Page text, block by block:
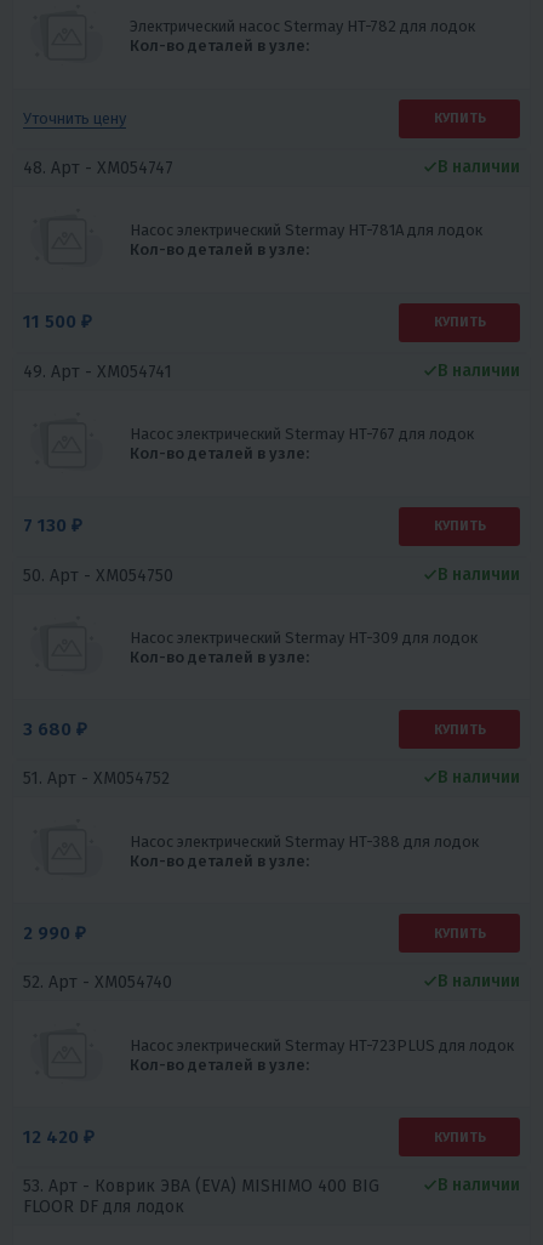
Электрический насос Stermay HT-782 для лодок
Кол-во деталей в узле:
Уточнить цену КУПИТЬ
48. Арт - XM054747
Насос электрический Stermay HT-781A для лодок
Кол-во деталей в узле:
В наличии
11 500 ₽ КУПИТЬ
49. Арт - XM054741
Насос электрический Stermay HT-767 для лодок
Кол-во деталей в узле:
В наличии
7 130 ₽ КУПИТЬ
50. Арт - XM054750
Насос электрический Stermay HT-309 для лодок
Кол-во деталей в узле:
В наличии
3 680 ₽ КУПИТЬ
51. Арт - XM054752
Насос электрический Stermay HT-388 для лодок
Кол-во деталей в узле:
В наличии
2 990 ₽ КУПИТЬ
52. Арт - XM054740
Насос электрический Stermay HT-723PLUS для лодок
Кол-во деталей в узле:
В наличии
12 420 ₽ КУПИТЬ
53. Арт - Коврик ЭВА (EVA) MISHIMO 400 BIG
FLOOR DF для лодок
В наличии